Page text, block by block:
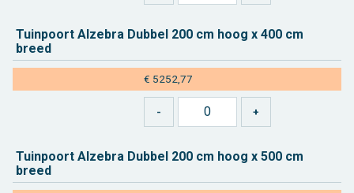
Tuin­poort Al­ze­bra Dub­bel 200 cm hoog x 400 cm
breed
€ 5252,77
Tuin­poort Al­ze­bra Dub­bel 200 cm hoog x 500 cm
breed